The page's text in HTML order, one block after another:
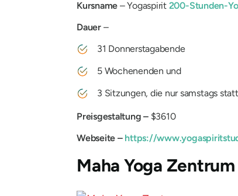
Kursname – Yogaspirit 200-Stunden-
Dauer–
31 Donnerstagabende
5 Wochenenden und
3 Sitzungen, die nur samstags
Preisgestaltung –$3610
Webseite – https://
Maha Yoga Zentrum